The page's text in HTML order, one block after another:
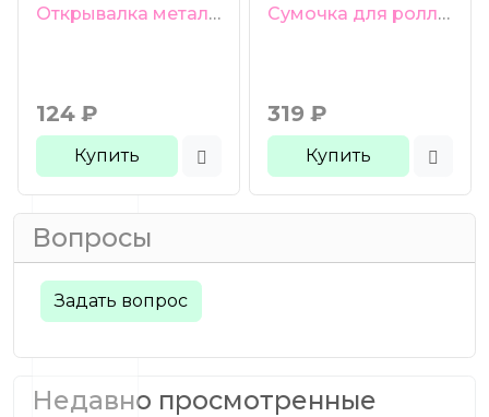
Открывалка металлическая фиолетовая
124 ₽
Купить
Сумочка для роллеров 6 ячеек синяя
319 ₽
Купить
Вопросы
Задать вопрос
Недавно просмотренные